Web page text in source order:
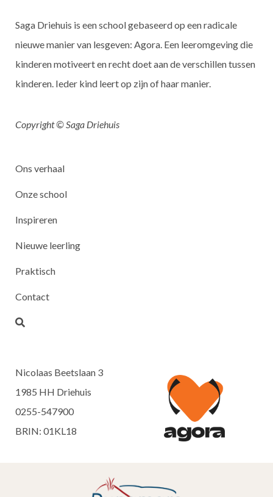
Saga Driehuis is een school gebaseerd op een radicale
nieuwe manier van lesgeven: Agora. Een leeromgeving die
kinderen motiveert en recht doet aan de verschillen tussen
kinderen. Ieder kind leert op zijn of haar manier.
Copyright © Saga Driehuis
Ons verhaal
Onze school
Inspireren
Nieuwe leerling
Praktisch
Contact
Nicolaas Beetslaan 3
1985 HH Driehuis
0255-547900
BRIN: 01KL18